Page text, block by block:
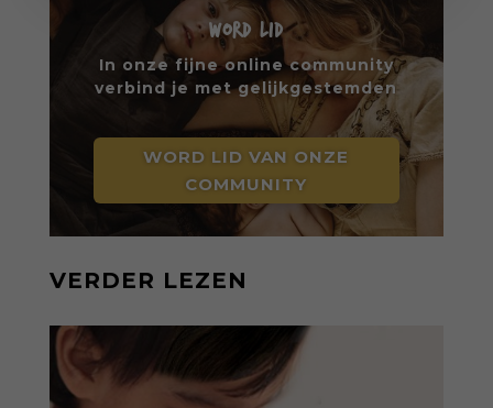
WORD LID
In onze fijne online community
verbind je met gelijkgestemden
WORD LID VAN ONZE
COMMUNITY
VERDER LEZEN